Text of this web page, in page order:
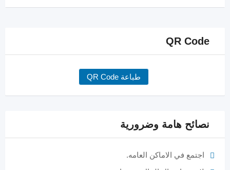
QR Code
طباعة QR Code
نصائح هامة وضرورية
اجتمع في الاماكن العامه.